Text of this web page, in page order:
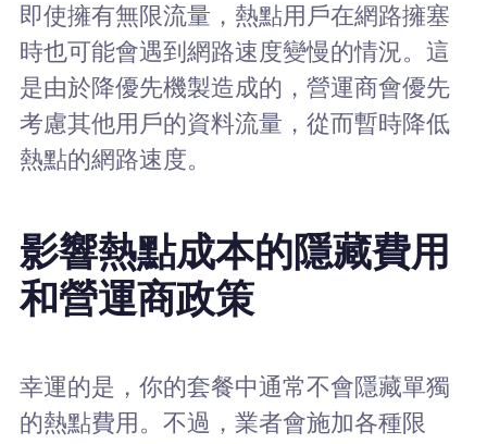
即使擁有無限流量，熱點用戶在網路擁塞
時也可能會遇到網路速度變慢的情況。這
是由於降優先機製造成的，營運商會優先
考慮其他用戶的資料流量，從而暫時降低
熱點的網路速度。
影響熱點成本的隱藏費用
和營運商政策
幸運的是，你的套餐中通常不會隱藏單獨
的熱點費用。不過，業者會施加各種限